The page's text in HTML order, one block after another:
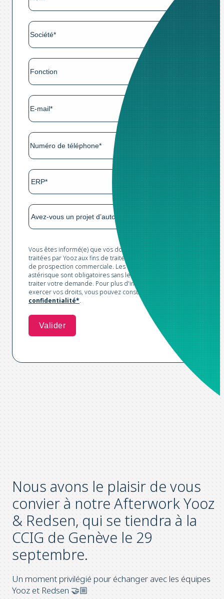
Vous êtes informé(e) que vos données sont collectées et
traitées par Yooz aux fins de traitement de votre demande et
de prospection commerciale. Les champs marqués d'un
astérisque sont obligatoires sans lesquels nous ne pourrions
traiter votre demande. Pour plus d'informations et pour
exercer vos droits, vous pouvez consulter notrePolitique de
confidentialité*.
Nous avons le plaisir de vous
convier à notre Afterwork Yooz
& Redsen, qui se tiendra à la
CCIG de Genève le 29
septembre.
Un moment privilégié pour échanger avec les équipes
Yooz et Redsen 🤝🏼